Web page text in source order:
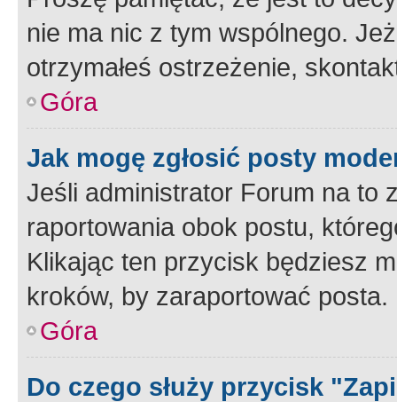
nie ma nic z tym wspólnego.
otrzymałeś ostrzeżenie,
Góra
Jak mogę zgłosić posty
Jeśli administrator Forum na to
raportowania obok postu,
Klikając ten przycisk będziesz
kroków, by zaraportować posta.
Góra
Do czego służy przycisk